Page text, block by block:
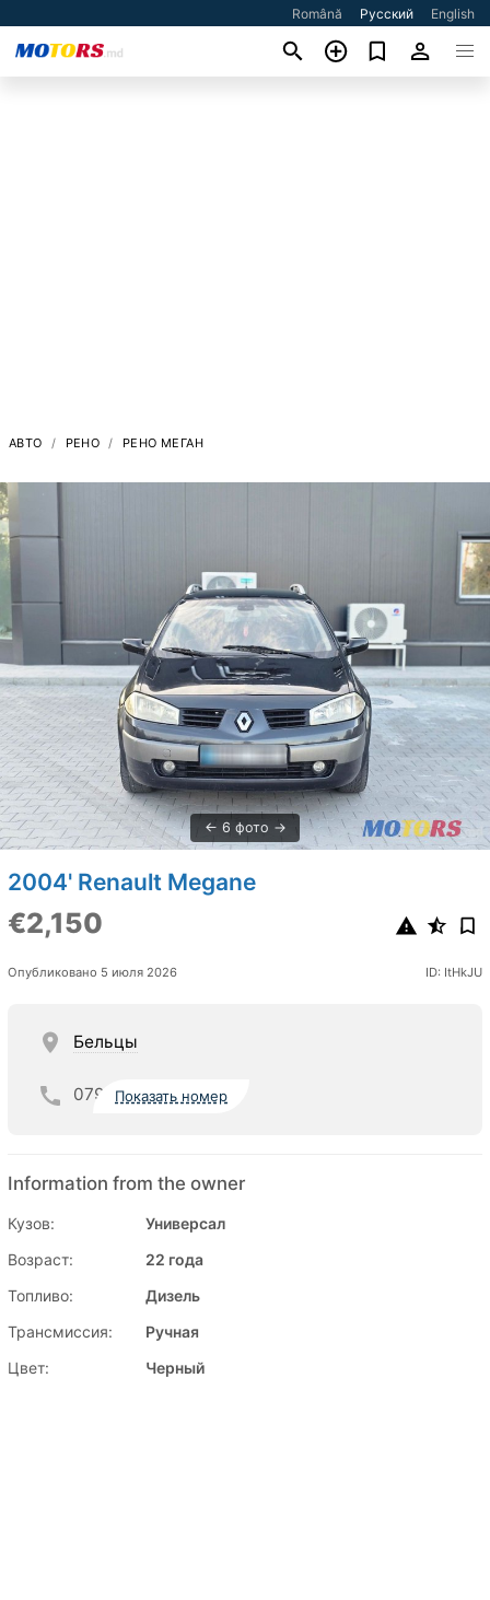
Română Русский English
АВТО РЕНО РЕНО МЕГАН
6 фото
2004' Renault Megane
€2,150
Опубликовано 5 июля 2026 ID: ItHkJU
Бельцы
079 Показать номер
Information from the owner
Кузов:
Универсал
Возраст:
22 года
Топливо:
Дизель
Трансмиссия:
Ручная
Цвет:
Черный